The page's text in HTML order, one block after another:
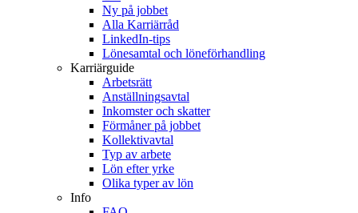
Ny på jobbet
Alla Karriärråd
LinkedIn-tips
Lönesamtal och löneförhandling
Karriärguide
Arbetsrätt
Anställningsavtal
Inkomster och skatter
Förmåner på jobbet
Kollektivavtal
Typ av arbete
Lön efter yrke
Olika typer av lön
Info